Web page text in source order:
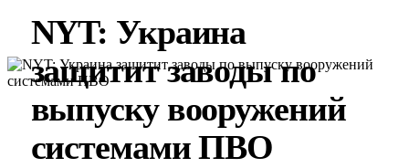
NYT: Украина
защитит заводы по
выпуску вооружений
системами ПВО